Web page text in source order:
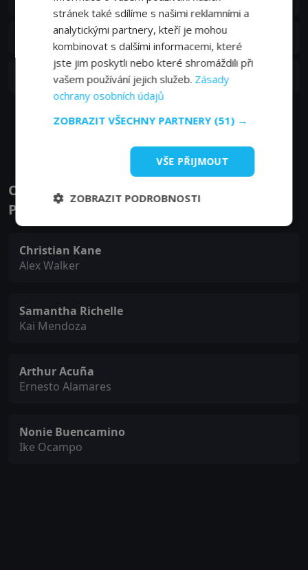
7. epizoda:7. epizoda
20. 07. 2023
6. epizoda:6. epizoda
S02E06
Zobrazit další epizody
Obsazení filmu nebo pořadu Almost
Paradise - Herci a tvůrci
Christian Kane
Alex Walker
Samantha Richelle
Kai Mendoza
Arthur Acuña
Ernesto Alamares
Nonie Buencamino
Ike Ocampo
stránek také sdílíme s našimi reklamními a
analytickými partnery, kteří je mohou
kombinovat s dalšími informacemi, které
jste jim poskytli nebo které shromáždili při
vašem používání jejich služeb. Zásady
ochrany osobních údajů
ZOBRAZIT VŠECHNY PARTNERY (51) →
VŠE PŘIJMOUT
ZOBRAZIT PODROBNOSTI